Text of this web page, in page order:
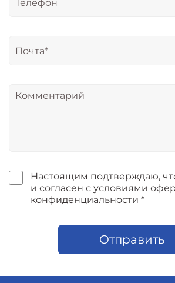
Настоящим подтверждаю,
и согласен с условиями
конфиденциальности *
Отправить